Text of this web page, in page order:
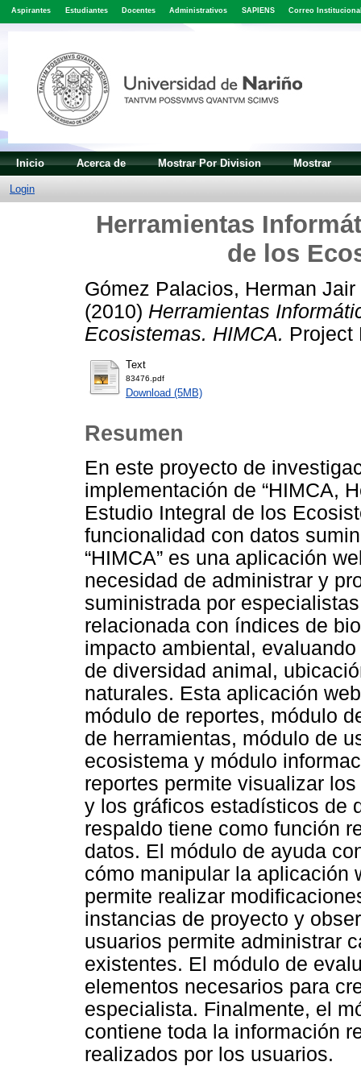
Aspirantes Estudiantes Docentes Administrativos SAPIENS Correo
Inicio Acerca de Mostrar Por Division Mostrar
Login
Herramientas
de los
Gómez Palacios, Herman Jair
(2010) Herramientas
Ecosistemas. HIMCA. Project
Text
83476.pdf
Download (5MB)
Resumen
En este proyecto de
implementación de “HIMCA,
Estudio Integral de los
funcionalidad con datos
“HIMCA” es una aplicación
necesidad de administrar y
suministrada por
relacionada con índices de
impacto ambiental,
de diversidad animal,
naturales. Esta aplicación
módulo de reportes, módulo
de herramientas, módulo de
ecosistema y módulo
reportes permite visualizar
y los gráficos estadísticos de
respaldo tiene como función
datos. El módulo de ayuda
cómo manipular la aplicación
permite realizar
instancias de proyecto y
usuarios permite administrar
existentes. El módulo de
elementos necesarios para
especialista. Finalmente, el
contiene toda la información
realizados por los usuarios.